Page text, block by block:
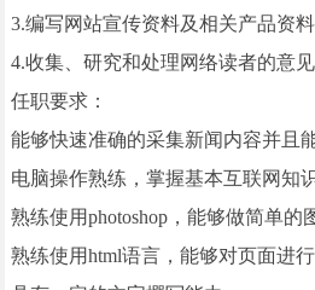
3.编写网站宣传资料及相关产品资料
4.收集、研究和处理网络读者的意
任职要求：
能够快速准确的采集新闻内容并且
电脑操作熟练，掌握基本互联网知
熟练使用photoshop，能够做简单的
熟练使用html语言，能够对页面进行